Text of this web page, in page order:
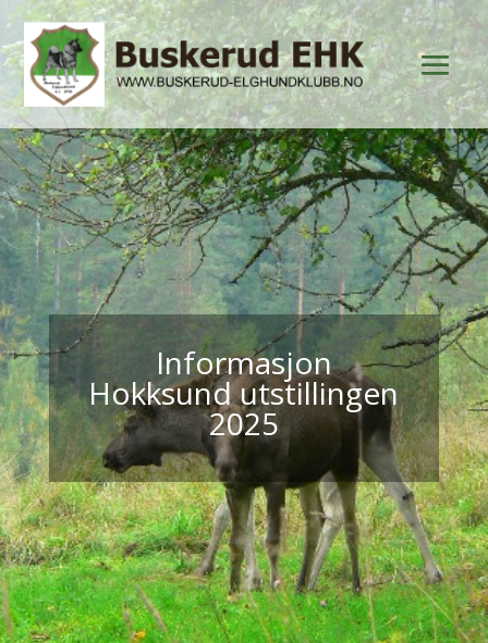
Informasjon
Hokksund utstillingen
2025